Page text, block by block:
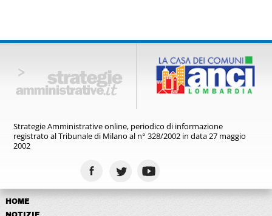
Strategie Amministrative online, periodico di informazione
registratoal Tribunale di Milano al n° 328/2002 in data 27 maggio
2002
HOME